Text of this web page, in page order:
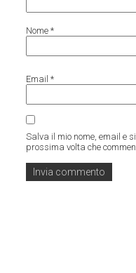
Nome*
Email*
Salva il mio nome, email e
prossima volta che